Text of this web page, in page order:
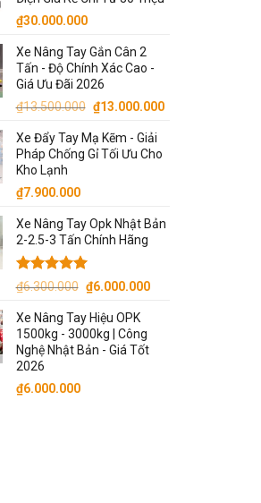
lượng
₫30.000.000
Xe Nâng Tay Gắn Cân 2
Tấn - Độ Chính Xác Cao -
Giá Ưu Đãi 2026
₫13.500.000 Giá
là:
₫13.500.000.
₫13.000.000Giá
Xe Đẩy Tay Mạ Kẽm - Giải
Pháp Chống Gỉ Tối Ưu Cho
Kho Lạnh
₫7.900.000
Xe Nâng Tay Opk Nhật Bản
2-2.5-3 Tấn Chính Hãng
Được xếp
5 sao
₫6.300.000 Giá
là:
₫6.300.000.
₫6.000.000Giá
₫6.000.000.
Xe Nâng Tay Hiệu OPK
1500kg - 3000kg | Công
Nghệ Nhật Bản - Giá Tốt
2026
₫6.000.000